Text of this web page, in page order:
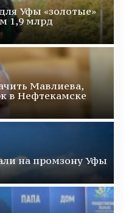
Уфы «золотые»
1,9 млрд
Мавлиева,
в Нефтекамске
на промзону Уфы